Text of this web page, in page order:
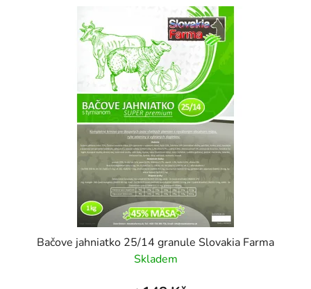
Bačove jahniatko 25/14 granule Slovakia Farma
Skladem